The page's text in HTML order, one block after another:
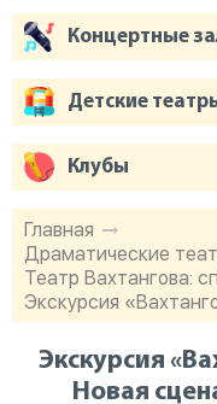
Главная
Драматические
Театр Вахтангова:
Экскурсия
Экскурсия
Новая
Концертные
Детские
Клубы